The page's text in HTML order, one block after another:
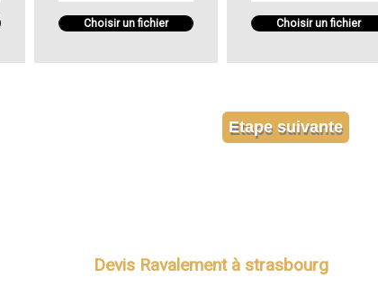
Choisir un fichier Choisir un fichier
Devis Ravalement à strasbourg